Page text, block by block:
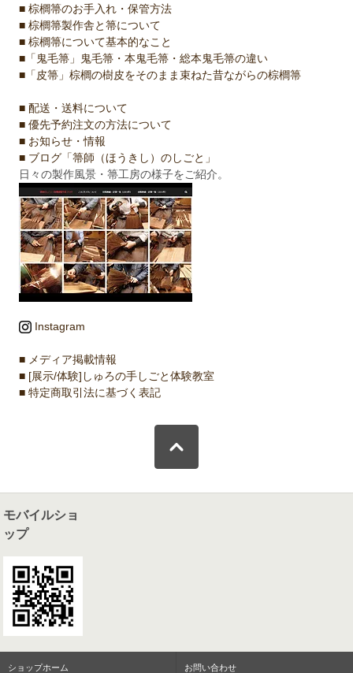
■ 棕櫚箒のお手入れ・保管方法
■ 棕櫚箒製作舎と箒について
■ 棕櫚箒について基本的なこと
■「鬼毛箒」鬼毛箒・本鬼毛箒・総本鬼毛箒の違い
■「皮箒」棕櫚の樹皮をそのまま束ねた昔ながらの棕櫚箒
■ 配送・送料について
■ 優先予約注文の方法について
■ お知らせ・情報
■ ブログ「箒師（ほうきし）のしごと」
日々の製作風景・箒工房の様子をご紹介。
Instagram
■ メディア掲載情報
■ [展示/体験]しゅろの手しごと体験教室
■ 特定商取引法に基づく表記
モバイルショ
ップ
ショップホーム お問い合わせ